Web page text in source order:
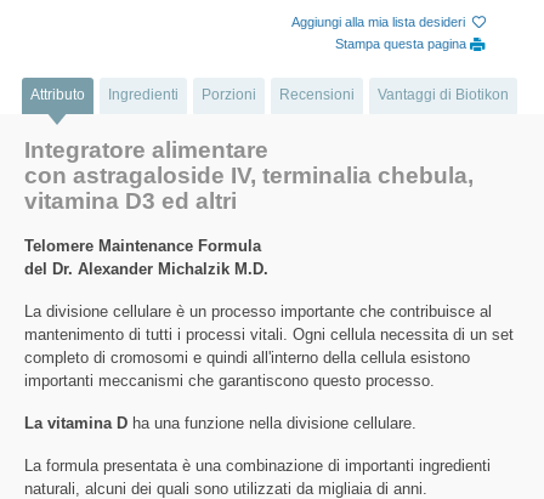
Aggiungi alla mia lista desideri
Stampa questa pagina
Attributo Ingredienti Porzioni Recensioni Vantaggi di Biotikon
Integratore alimentare
con astragaloside IV, terminalia chebula,
vitamina D3 ed altri
Telomere Maintenance Formula
del Dr. Alexander Michalzik M.D.
La divisione cellulare è un processo importante che contribuisce al
mantenimento di tutti i processi vitali. Ogni cellula necessita di un set
completo di cromosomi e quindi all'interno della cellula esistono
importanti meccanismi che garantiscono questo processo.
La vitamina D ha una funzione nella divisione cellulare.
La formula presentata è una combinazione di importanti ingredienti
naturali, alcuni dei quali sono utilizzati da migliaia di anni.